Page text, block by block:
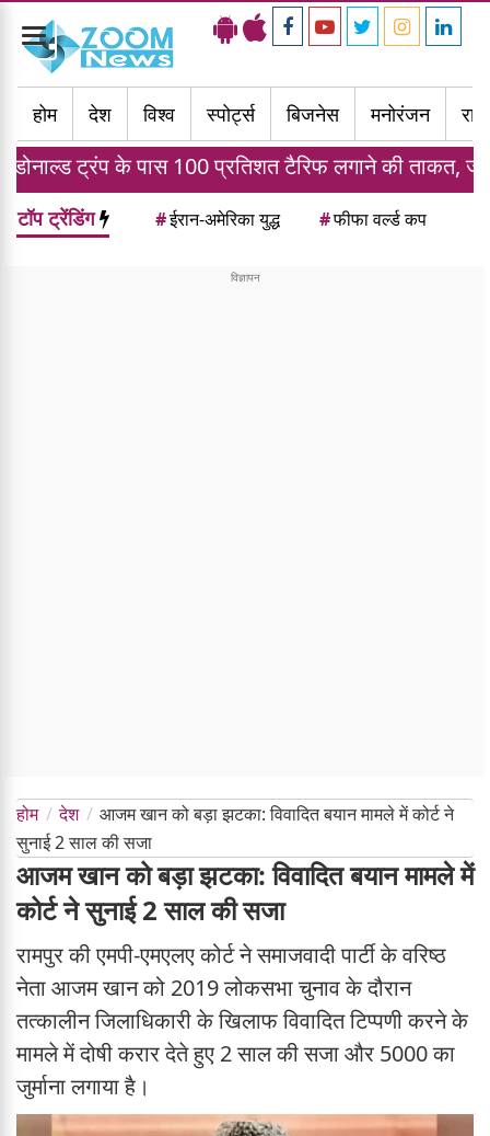
Toggle
navigation
होम
देश विश्व स्पोर्ट्स बिजनेस मनोरंजन
100 प्रतिशत टैरिफ लगाने की ताकत, जानें भारत पर क्या
टॉप ट्रेंडिंग #ईरान-अमेरिका युद्ध #फीफा वर्ल्ड कप
होम देश
आजम खान को बड़ा झटका: विवादित बयान मामले में कोर्ट ने
सुनाई 2 साल की सजा
आजम खान को बड़ा झटका: विवादित बयान मामले में
कोर्ट ने सुनाई 2 साल की सजा
रामपुर की एमपी-एमएलए कोर्ट ने समाजवादी पार्टी के वरिष्ठ
नेता आजम खान को 2019 लोकसभा चुनाव के दौरान
तत्कालीन जिलाधिकारी के खिलाफ विवादित टिप्पणी करने के
मामले में दोषी करार देते हुए 2 साल की सजा और 5000 का
जुर्माना लगाया है।